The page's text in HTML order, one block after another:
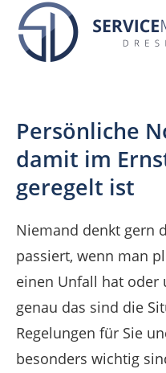
Persönliche
damit im
geregelt ist
Niemand denkt gern
passiert, wenn man
einen Unfall hat oder
genau das sind die
Regelungen für Sie
besonders wichtig